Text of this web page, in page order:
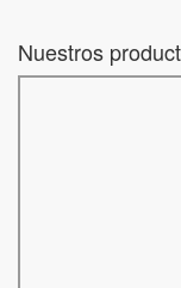
Nuestros